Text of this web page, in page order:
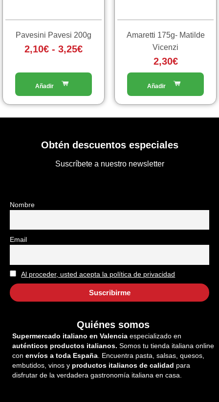
Pavesini Pavesi 200g
2,10€ - 3,25€
nella
pagina
prodotto
Amaretti 175g- Matilde
Vicenzi
2,30€
Obtén descuentos especiales
Suscríbete a nuestro newsletter
Nombre
Email
Al proceder, usted acepta la política de privacidad
Quiénes somos
Supermercado italiano en Valencia especializado en
auténticos productos italianos. Somos tu tienda italiana online
con envíos a toda España . Encuentra pasta, salsas, quesos,
embutidos, vinos y productos italianos de calidad para
disfrutar de la verdadera gastronomía italiana en casa.